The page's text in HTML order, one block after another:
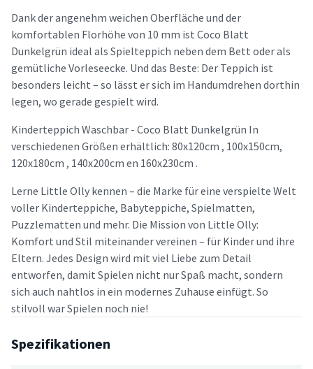
Dank der angenehm weichen Oberfläche und der
komfortablen Florhöhe von 10 mm ist Coco Blatt
Dunkelgrün ideal als Spielteppich neben dem Bett oder als
gemütliche Vorleseecke. Und das Beste: Der Teppich ist
besonders leicht – so lässt er sich im Handumdrehen dorthin
legen, wo gerade gespielt wird.
Kinderteppich Waschbar - Coco Blatt Dunkelgrün In
verschiedenen Größen erhältlich: 80x120cm , 100x150cm,
120x180cm , 140x200cm en 160x230cm .
Lerne Little Olly kennen – die Marke für eine verspielte Welt
voller Kinderteppiche, Babyteppiche, Spielmatten,
Puzzlematten und mehr. Die Mission von Little Olly:
Komfort und Stil miteinander vereinen – für Kinder und ihre
Eltern. Jedes Design wird mit viel Liebe zum Detail
entworfen, damit Spielen nicht nur Spaß macht, sondern
sich auch nahtlos in ein modernes Zuhause einfügt. So
stilvoll war Spielen noch nie!
Spezifikationen